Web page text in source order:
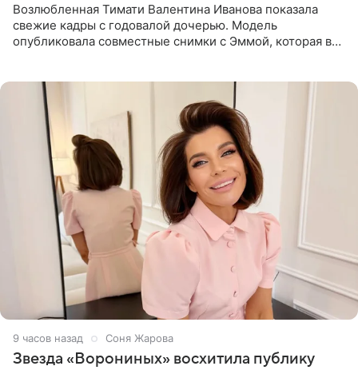
Возлюбленная Тимати Валентина Иванова показала
свежие кадры с годовалой дочерью. Модель
опубликовала совместные снимки с Эммой, которая в
9 часов назад Соня Жарова
Звезда «Ворониных» восхитила публику